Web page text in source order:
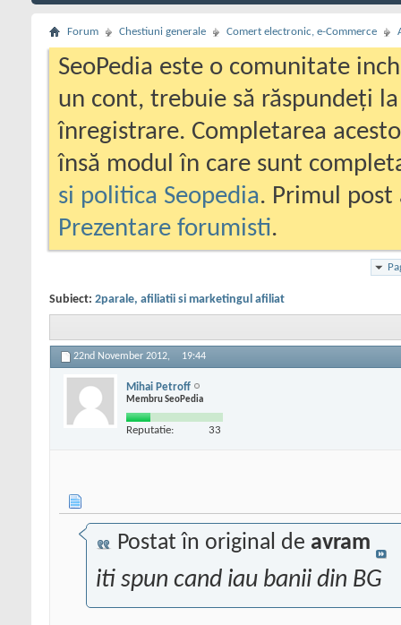
Forum Chestiuni generale Comert electronic, e-Commerce
SeoPedia este o comunitate
un cont, trebuie să răspundeți
înregistrare. Completarea
însă modul în care sunt
si politica Seopedia. Primul
Prezentare forumisti.
Subiect: 2parale, afiliatii si marketingul afiliat
22nd November 2012, 19:44
Mihai Petroff
Membru SeoPedia
Reputatie: 33
Postat în original de avram
iti spun cand iau banii din BG